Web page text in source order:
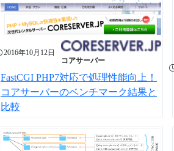
2016年10月12日
コアサーバー
FastCGI PHP7対応で処理性能向上！
コアサーバーのベンチマーク結果と
比較